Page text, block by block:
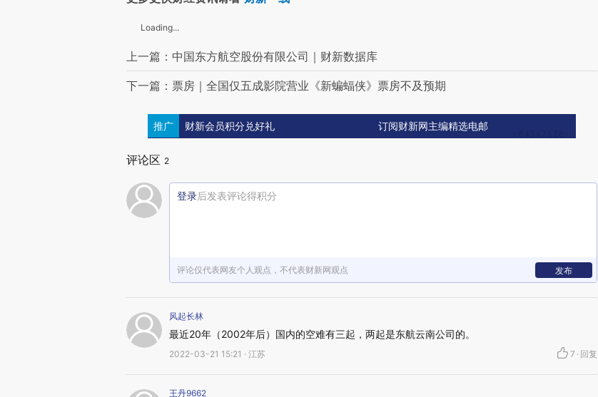
Loading...
上一篇：中国东方航空股份有限公司｜财新数据库
下一篇：票房｜全国仅五成影院营业《新蝙蝠侠》票房不及预期
推广 财新会员积分兑好礼 订阅财新网主编精选电邮
评论区 2
登录后发表评论得积分
评论仅代表网友个人观点，不代表财新网观点 发布
风起长林
最近20年（2002年后）国内的空难有三起，两起是东航云南公司的。
2022-03-21 15:21 · 江苏 7 · 回复
王丹9662